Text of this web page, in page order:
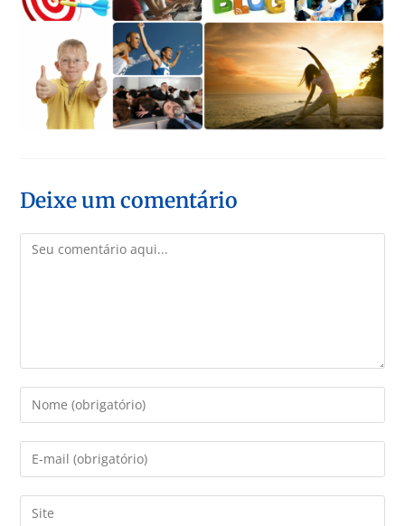
Deixe um comentário